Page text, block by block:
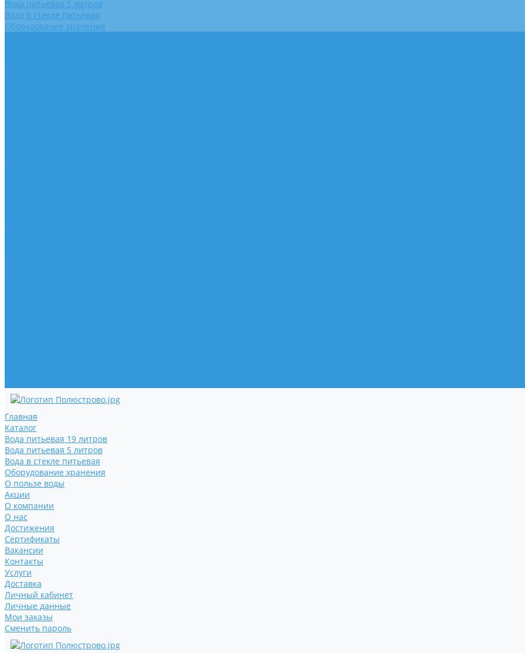
Вода питьевая 5 литров
Вода в стекле питьевая
Оборудование хранения
Главная
Каталог
Вода питьевая 19 литров
Вода питьевая 5 литров
Вода в стекле питьевая
Оборудование хранения
О пользе воды
Акции
О компании
О нас
Достижения
Сертификаты
Вакансии
Контакты
Услуги
Доставка
Личный кабинет
Личные данные
Мои заказы
Сменить пароль